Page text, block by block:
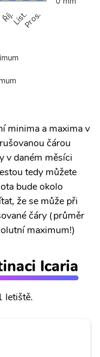
Říj.List.Pros.
minima a maxima v
čárou
v daném měsíci
tedy můžete
bude okolo
že se může při
čáry (průměr
maximum!)
Icaria
letiště.